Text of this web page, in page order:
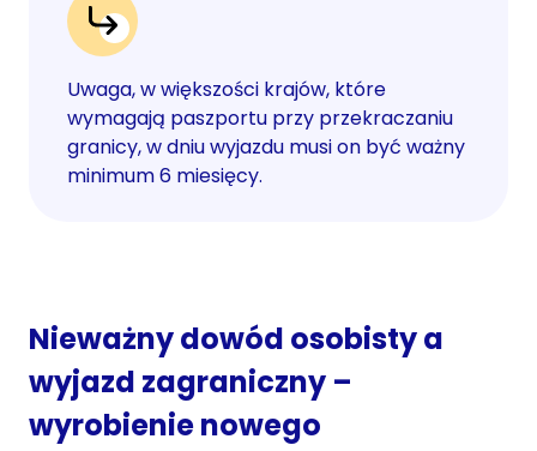
Uwaga, w większości krajów, które
wymagają paszportu przy przekraczaniu
granicy, w dniu wyjazdu musi on być ważny
minimum 6 miesięcy.
Nieważny dowód osobisty a
wyjazd zagraniczny –
wyrobienie nowego